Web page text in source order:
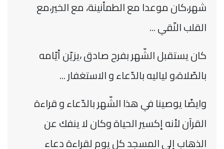
شهر،كان موعدا مع الطمأنينة، مع الخير،مع
القلب النّقي ...
كان يستقبل الشّهر بفرح صادق ،يزيّن أيّامه
بالصّلاة،و لياليه بالدّعاء و الاستغفار ...
وايضًا يوصينا في هذا الشّهر بالدّعاء و قراءة
القرآن لأنه إكسير الحياة وكان لا ينفك عن
الذهاب إلى المسجد كل يوم لقراءة دعاء